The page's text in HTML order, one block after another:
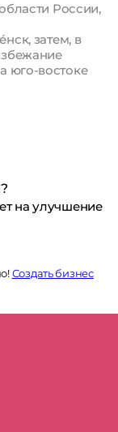
России,
затем, в
юго-востоке
на улучшение
Создать бизнес